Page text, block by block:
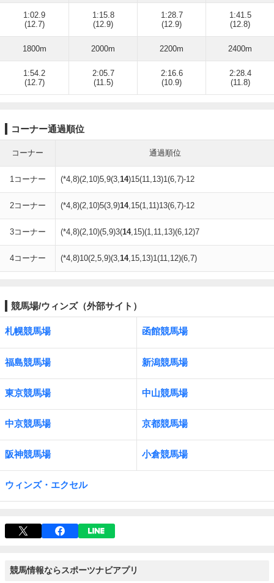
1:02.9
(12.7)
1:15.8
(12.9)
1:28.7
(12.9)
1:41.5
(12.8)
1800m 2000m 2200m 2400m
1:54.2
(12.7)
2:05.7
(11.5)
2:16.6
(10.9)
2:28.4
(11.8)
コーナー通過順位
コーナー 通過順位
1コーナー (*4,8)(2,10)5,9(3,14)15(11,13)1(6,7)-12
2コーナー (*4,8)(2,10)5(3,9)14,15(1,11)13(6,7)-12
3コーナー (*4,8)(2,10)(5,9)3(14,15)(1,11,13)(6,12)7
4コーナー (*4,8)10(2,5,9)(3,14,15,13)1(11,12)(6,7)
競馬場/ウィンズ（外部サイト）
札幌競馬場 函館競馬場
福島競馬場 新潟競馬場
東京競馬場 中山競馬場
中京競馬場 京都競馬場
阪神競馬場 小倉競馬場
ウィンズ・エクセル
競馬情報ならスポーツナビアプリ